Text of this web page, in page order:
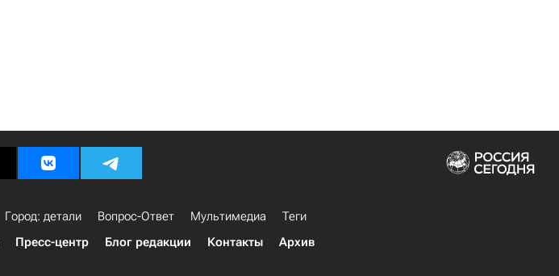
Город: детали Вопрос-Ответ Мультимедиа
Теги
Пресс-центр Блог редакции Контакты Архив